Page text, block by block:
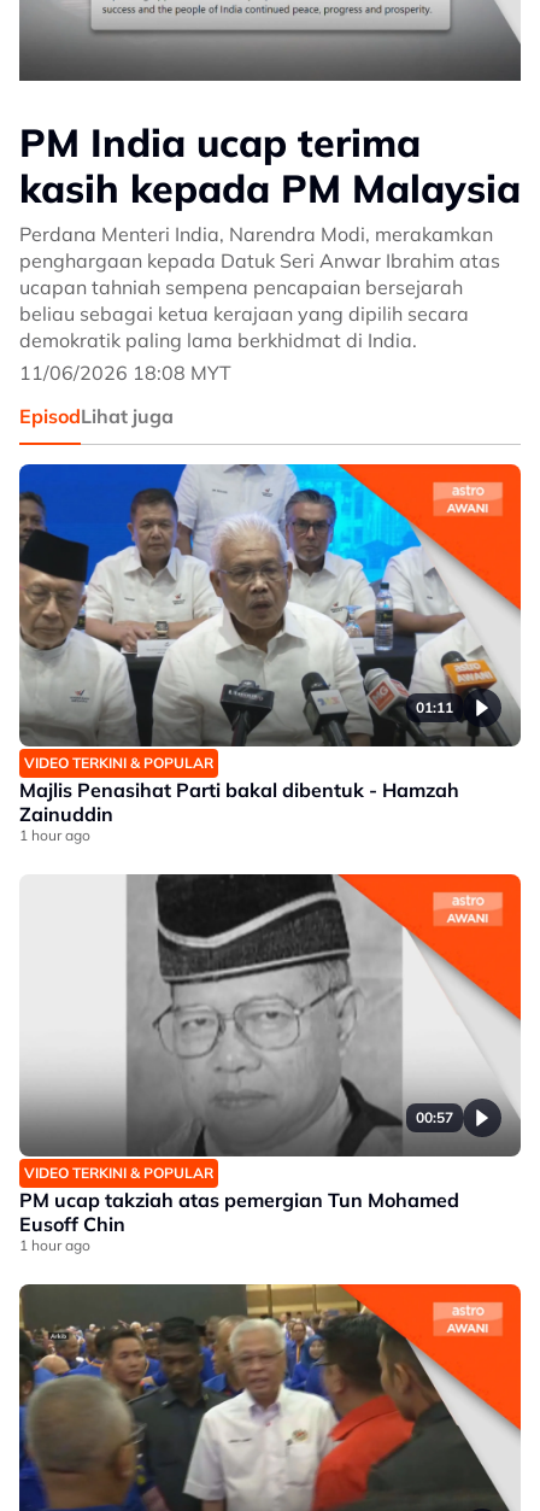
PM India ucap terima
kasih kepada PM Malaysia
Perdana Menteri India, Narendra Modi, merakamkan
penghargaan kepada Datuk Seri Anwar Ibrahim atas
ucapan tahniah sempena pencapaian bersejarah
beliau sebagai ketua kerajaan yang dipilih secara
demokratik paling lama berkhidmat di India.
11/06/2026 18:08 MYT
EpisodLihat juga
01:11
VIDEO TERKINI & POPULAR
Majlis Penasihat Parti bakal dibentuk - Hamzah
Zainuddin
1 hour ago
00:57
VIDEO TERKINI & POPULAR
PM ucap takziah atas pemergian Tun Mohamed
Eusoff Chin
1 hour ago